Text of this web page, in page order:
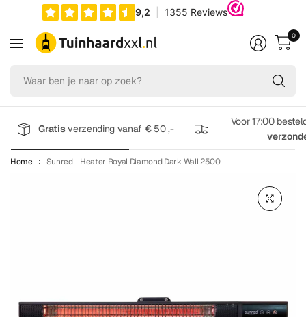
op
0
Gratisverzending vanaf € 50 ,-
Voor 17:00
Home Sunred - Heater Royal Diamond Dark Wall 2500